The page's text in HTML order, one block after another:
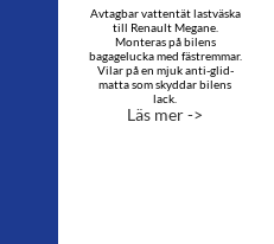
Avtagbar vattentät lastväska
till Renault Megane.
Monteras på bilens
bagagelucka med fästremmar.
Vilar på en mjuk anti-glid-
matta som skyddar bilens
lack.
Läs mer ->